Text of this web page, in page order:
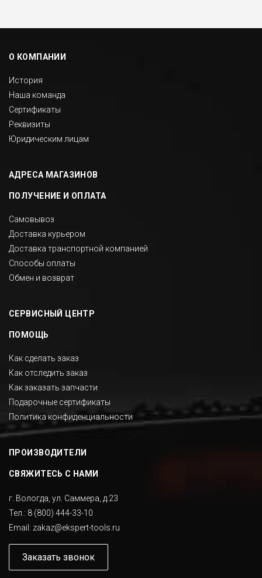
О КОМПАНИИ
История
Наша команда
Сертификаты
Реквизиты
Юридическим лицам
АДРЕСА МАГАЗИНОВ
ПОЛУЧЕНИЕ И ОПЛАТА
Самовывоз
Доставка курьером
Доставка транспортной компанией
Способы оплаты
Обмен и возврат
СЕРВИСНЫЙ ЦЕНТР
ПОМОЩЬ
Как сделать заказ
Как отследить заказ
Как заказать запчасти
Подарочные сертификаты
Политика конфиденциальности
ПРОИЗВОДИТЕЛИ
СВЯЖИТЕСЬ С НАМИ
г. Вологда, ул. Саммера, д.23
Тел.: 8 (800) 444-33-10
Email: zakaz@ekspert-tools.ru
Заказать звонок